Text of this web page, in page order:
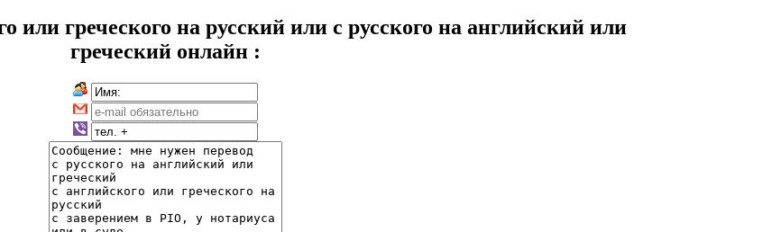
или греческого на русский или с русского на английский или
греческий онлайн :